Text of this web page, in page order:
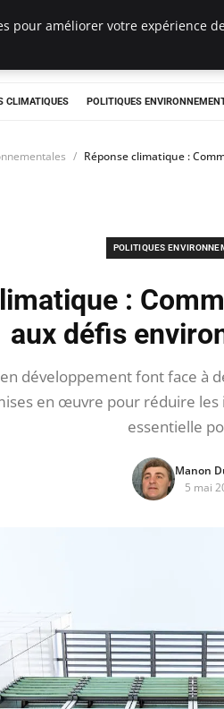
CLIMATIQUES POLITIQUES
Réponse climatique :
POLITIQUES
:
aux défis
en développement font face à
en œuvre pour réduire
essentielle
Manon
5 mai
pour améliorer votre expérience